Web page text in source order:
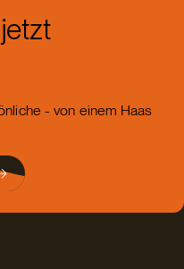
- von einem Haas